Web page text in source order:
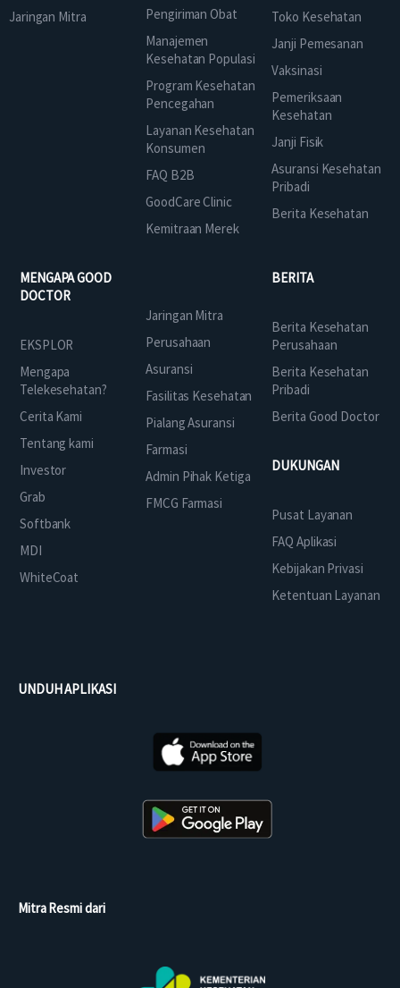
Jaringan Mitra
Pengiriman Obat
Manajemen
Kesehatan Populasi
Program Kesehatan
Pencegahan
Layanan Kesehatan
Konsumen
FAQ B2B
GoodCare Clinic
Kemitraan Merek
Toko Kesehatan
Janji Pemesanan
Vaksinasi
Pemeriksaan
Kesehatan
Janji Fisik
Asuransi Kesehatan
Pribadi
Berita Kesehatan
MENGAPA GOOD
DOCTOR
EKSPLOR
Mengapa
Telekesehatan?
Cerita Kami
Tentang kami
Investor
Grab
Softbank
MDI
WhiteCoat
Jaringan Mitra
Perusahaan
Asuransi
Fasilitas Kesehatan
Pialang Asuransi
Farmasi
Admin Pihak Ketiga
FMCG Farmasi
BERITA
Berita Kesehatan
Perusahaan
Berita Kesehatan
Pribadi
Berita Good Doctor
DUKUNGAN
Pusat Layanan
FAQ Aplikasi
Kebijakan Privasi
Ketentuan Layanan
UNDUH APLIKASI
Mitra Resmi dari